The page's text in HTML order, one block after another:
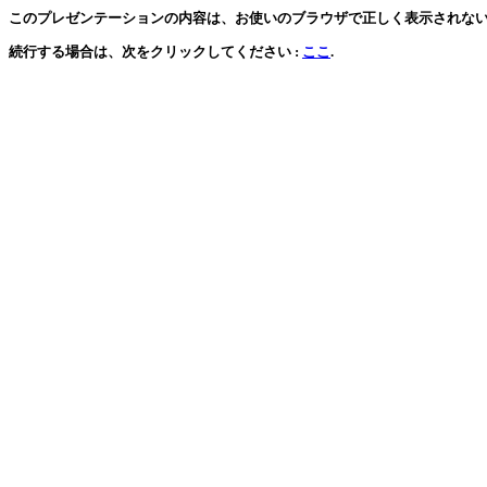
このプレゼンテーションの内容は、お使いのブラウザで正しく表示されな
続行する場合は、次をクリックしてください : ここ.